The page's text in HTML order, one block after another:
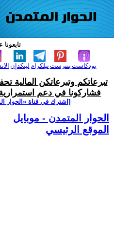
تابعونا
لينكدإن تيلكرامبنترست بودكاست
تبرعاتكم وتبرعاتكن المالية
فشاركونا في دعم
[اشترك في قناة ‫«الحوار
الحوار المتمدن - موبايل
الموقع الرئيسي